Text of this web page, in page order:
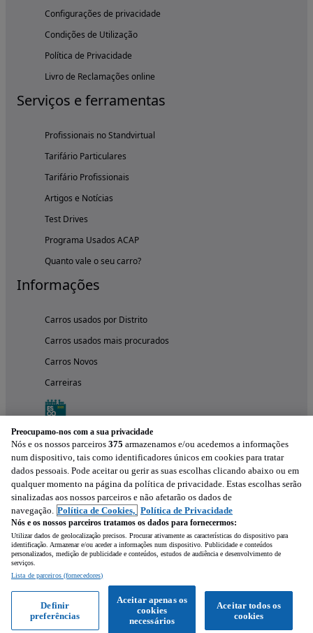
Configurações de privacidade
Condições de Utilização
Política de Privacidade
Livro de Reclamações online
Serviços e ferramentas
Profissionais no Standvirtual
Tarifário Particulares
Tarifário Profissionais
Artigos e Notícias
Test Drives
Programa Usados ACAP
Quanto vale o seu carro?
Informações
Carros usados por Distrito
Carros usados mais procurados
Carros Novos
Carreiras
Experimenta a aplicação
Preocupamo-nos com a sua privacidade
Nós e os nossos parceiros 375 armazenamos e/ou acedemos a informações
num dispositivo, tais como identificadores únicos em cookies para tratar
dados pessoais. Pode aceitar ou gerir as suas escolhas clicando abaixo ou em
qualquer momento na página da política de privacidade. Estas escolhas serão
sinalizadas aos nossos parceiros e não afetarão os dados de
navegação. Política de Cookies, Política de Privacidade
Nós e os nossos parceiros tratamos os dados para fornecermos:
Utilizar dados de geolocalização precisos. Procurar ativamente as características do dispositivo para
identificação. Armazenar e/ou aceder a informações num dispositivo. Publicidade e conteúdos
personalizados, medição de publicidade e conteúdos, estudos de audiência e desenvolvimento de
serviços.
Lista de parceiros (fornecedores)
Aceitar todos os
cookies
Aceitar apenas os
cookies
necessários
Definir
preferências